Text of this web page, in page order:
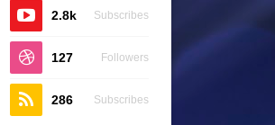
2.8k Subscribes
127 Followers
286 Subscribes